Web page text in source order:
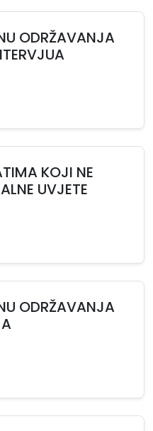
ODRŽAVANJA
KOJI NE
UVJETE
ODRŽAVANJA